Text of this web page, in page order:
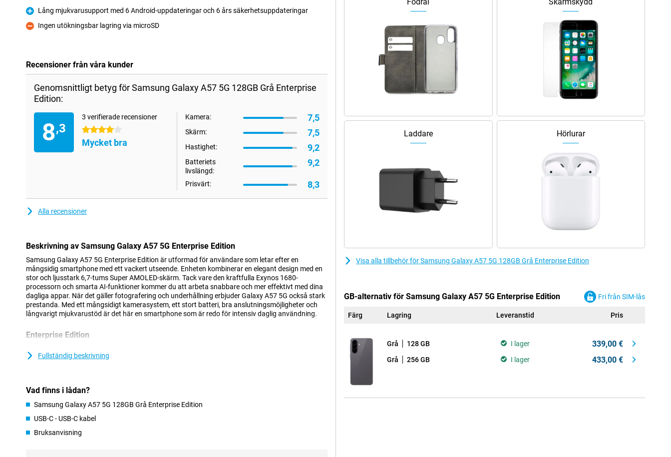
Fördelar
Lång mjukvarusupport med 6 Android-uppdateringar och 6 års säkerhetsuppdateringar
Nackdelar
Ingen utökningsbar lagring via microSD
Recensioner från våra kunder
Genomsnittligt betyg för Samsung Galaxy A57 5G 128GB Grå Enterprise
Edition:
8,3
3 verifierade recensioner
4 stjärnor
Mycket bra
Kamera: 7,5
Skärm: 7,5
Hastighet: 9,2
Batteriets
livslängd:
9,2
Prisvärt: 8,3
Alla recensioner
Beskrivning av Samsung Galaxy A57 5G Enterprise Edition
Samsung Galaxy A57 5G Enterprise Edition är utformad för användare som letar efter en
mångsidig smartphone med ett vackert utseende. Enheten kombinerar en elegant design med en
stor och ljusstark 6,7-tums Super AMOLED-skärm. Tack vare den kraftfulla Exynos 1680-
processorn och smarta AI-funktioner kommer du att arbeta snabbare och mer effektivt med dina
dagliga appar. När det gäller fotografering och underhållning erbjuder Galaxy A57 5G också stark
prestanda. Med ett mångsidigt kamerasystem, ett stort batteri, bra anslutningsmöjligheter och
långvarigt mjukvarustöd är det här en smartphone som är redo för intensiv daglig användning.
Enterprise Edition
företagskunder. Med en Samsung Enterprise Edition, tack vare Knox Suite, säkerställer du
det behövs!
ikoniska designen i Galaxy A-serien. Både fram- och baksidan har extra tåligt Gorilla Glass
Fullständig beskrivning
Vad finns i lådan?
Samsung Galaxy A57 5G 128GB Grå Enterprise Edition
USB-C - USB-C kabel
Bruksanvisning
Laddare Hörlurar
Visa alla tillbehör för Samsung Galaxy A57 5G 128GB Grå Enterprise Edition
GB-alternativ för Samsung Galaxy A57 5G Enterprise Edition Fri från SIM-lås
Färg Lagring Leveranstid Pris
Grå 128 GB I lager 339,00 €
Grå 256 GB I lager 433,00 €